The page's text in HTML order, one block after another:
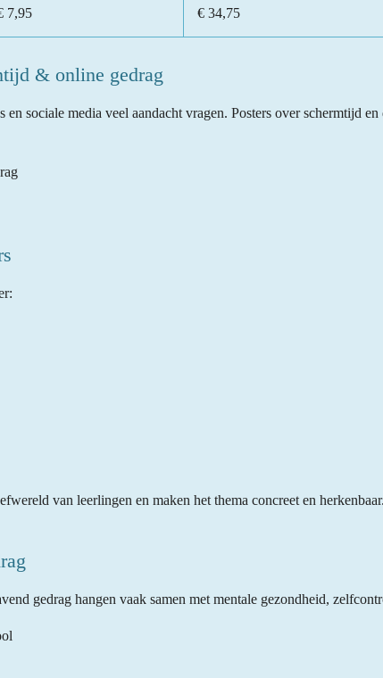
7,95 € 34,75
& online gedrag
en sociale media veel aandacht vragen. Posters over schermtijd
van leerlingen en maken het thema concreet en
gedrag hangen vaak samen met mentale gezondheid,